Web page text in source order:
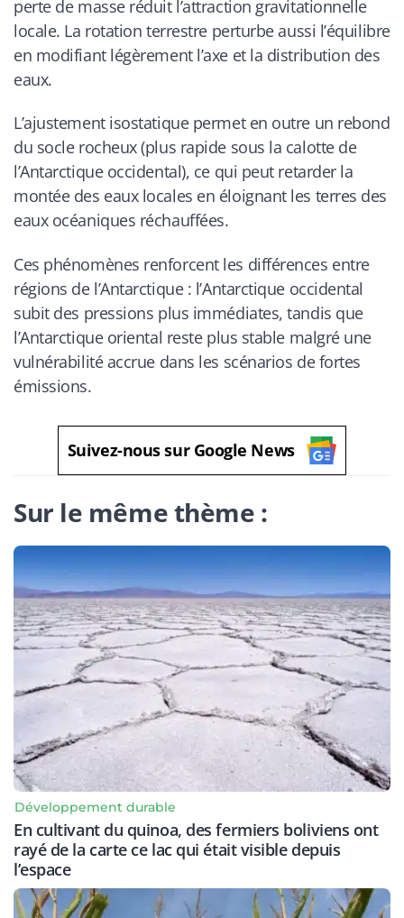
perte de masse réduit l’attraction gravitationnelle
locale. La rotation terrestre perturbe aussi l’équilibre
en modifiant légèrement l’axe et la distribution des
eaux.
L’ajustement isostatique permet en outre un rebond
du socle rocheux (plus rapide sous la calotte de
l’Antarctique occidental), ce qui peut retarder la
montée des eaux locales en éloignant les terres des
eaux océaniques réchauffées.
Ces phénomènes renforcent les différences entre
régions de l’Antarctique : l’Antarctique occidental
subit des pressions plus immédiates, tandis que
l’Antarctique oriental reste plus stable malgré une
vulnérabilité accrue dans les scénarios de fortes
émissions.
Suivez-nous sur Google News
Sur le même thème :
Développement durable
En cultivant du quinoa, des fermiers boliviens ont
rayé de la carte ce lac qui était visible depuis
l’espace